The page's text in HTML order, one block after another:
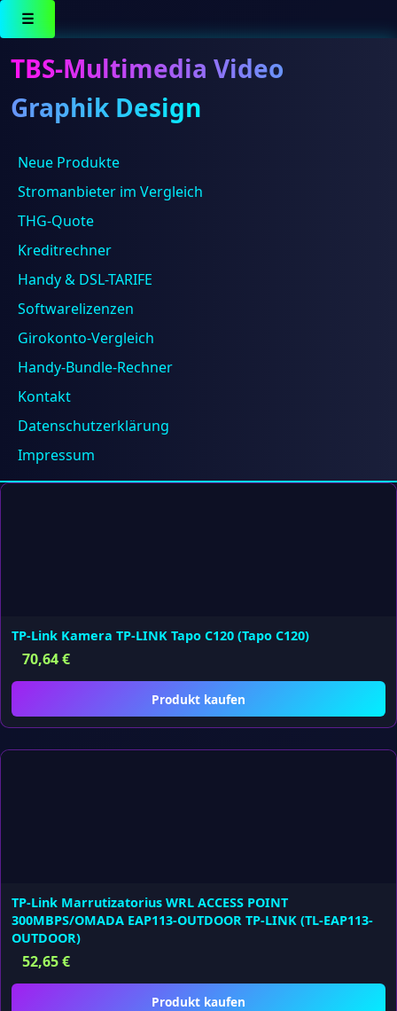
☰
TBS-Multimedia Video
Graphik Design
Neue Produkte
Stromanbieter im Vergleich
THG-Quote
Kreditrechner
Handy & DSL-TARIFE
Softwarelizenzen
Girokonto-Vergleich
Handy-Bundle-Rechner
Kontakt
Datenschutzerklärung
Impressum
Ergebnisse 1 – 16 von 529 werden angezeigt
TP-Link IPCam TP-Link VIGI C300HP-4 Security Outdoor
Camera (VIGI C300HP-4)
68,85€
Produkt kaufen
TP-Link Kamera TP-LINK Tapo C120 (Tapo C120)
70,64€
Produkt kaufen
TP-Link Marrutizatorius WRL ACCESS POINT
300MBPS/OMADA EAP113-OUTDOOR TP-LINK (TL-EAP113-
OUTDOOR)
52,65€
Produkt kaufen